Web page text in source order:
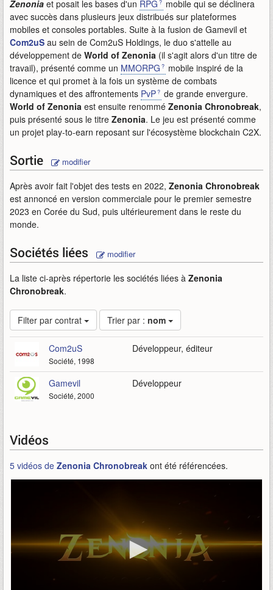
Zenonia et posait les bases d'un RPG
mobile qui se déclinera
avec succès dans plusieurs jeux distribués sur plateformes
mobiles et consoles portables. Suite à la fusion de Gamevil et
Com2uS au sein de Com2uS Holdings, le duo s'attelle au
développement de World of Zenonia (il s'agit alors d'un titre de
travail), présenté comme un MMORPG
mobile inspiré de la
licence et qui promet à la fois un système de combats
dynamiques et des affrontements PvP
de grande envergure.
World of Zenonia est ensuite renommé Zenonia Chronobreak,
puis présenté sous le titre Zenonia. Le jeu est présenté comme
un projet play-to-earn reposant sur l'écosystème blockchain C2X.
Sortie modifier
Après avoir fait l'objet des tests en 2022, Zenonia Chronobreak
est annoncé en version commerciale pour le premier semestre
2023 en Corée du Sud, puis ultérieurement dans le reste du
monde.
Sociétés liées modifier
La liste ci-après répertorie les sociétés liées à Zenonia
Chronobreak.
Filter par contrat Trier par : nom
Com2uS
Société, 1998
Développeur, éditeur
Gamevil
Société, 2000
Développeur
Vidéos
5 vidéos de Zenonia Chronobreak ont été référencées.